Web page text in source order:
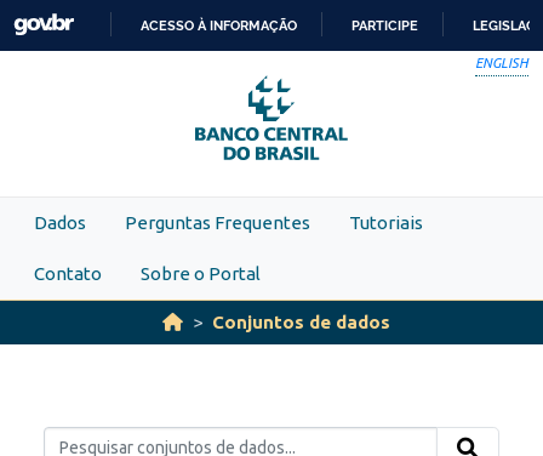
Skip to main content
PARA
O
CONTEÚDO
ACESSO À INFORMAÇÃO PARTICIPE
ENGLISH
Dados Perguntas Frequentes Tutoriais
Contato Sobre o Portal
Conjuntos de dados